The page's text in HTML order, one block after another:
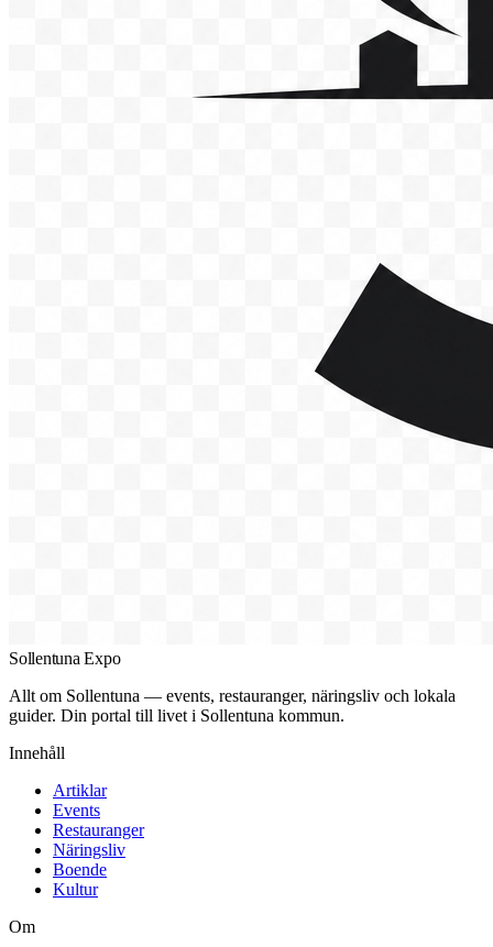
Sollentuna Expo
Allt om Sollentuna — events, restauranger, näringsliv och lokala
guider. Din portal till livet i Sollentuna kommun.
Innehåll
Artiklar
Events
Restauranger
Näringsliv
Boende
Kultur
Om